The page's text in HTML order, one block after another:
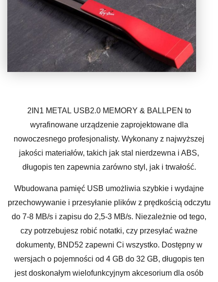
2IN1 METAL USB2.0 MEMORY & BALLPEN to
wyrafinowane urządzenie zaprojektowane dla
nowoczesnego profesjonalisty. Wykonany z najwyższej
jakości materiałów, takich jak stal nierdzewna i ABS,
długopis ten zapewnia zarówno styl, jak i trwałość.
Wbudowana pamięć USB umożliwia szybkie i wydajne
przechowywanie i przesyłanie plików z prędkością odczytu
do 7-8 MB/s i zapisu do 2,5-3 MB/s. Niezależnie od tego,
czy potrzebujesz robić notatki, czy przesyłać ważne
dokumenty, BND52 zapewni Ci wszystko. Dostępny w
wersjach o pojemności od 4 GB do 32 GB, długopis ten
jest doskonałym wielofunkcyjnym akcesorium dla osób